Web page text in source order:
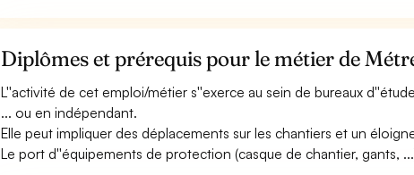
Diplômes et prérequis pour le métier de
L''activité de cet emploi/métier s''exerce au sein de bureaux
... ou en indépendant.
Elle peut impliquer des déplacements sur les chantiers et un
Le port d''équipements de protection (casque de chantier, gants,